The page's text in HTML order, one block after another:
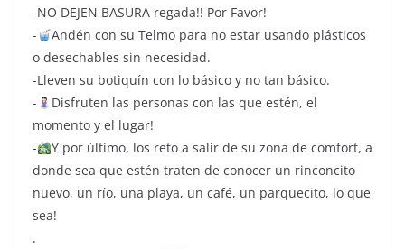
-NO DEJEN BASURA regada!! Por Favor!
-
Andén con su Telmo para no estar usando plásticos
o desechables sin necesidad.
-Lleven su botiquín con lo básico y no tan básico.
-
Disfruten las personas con las que estén, el
momento y el lugar!
-
Y por último, los reto a salir de su zona de comfort, a
donde sea que estén traten de conocer un rinconcito
nuevo, un río, una playa, un café, un parquecito, lo que
sea!
.